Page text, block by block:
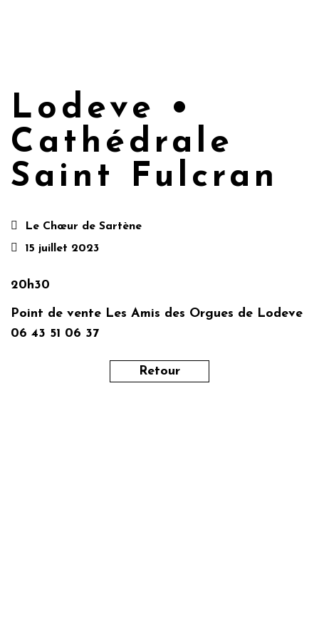
Lodeve •
Cathédrale
Saint Fulcran
Le Chœur de Sartène
15 juillet 2023
20h30
Point de vente Les Amis des Orgues de Lodeve
06 43 51 06 37
Retour